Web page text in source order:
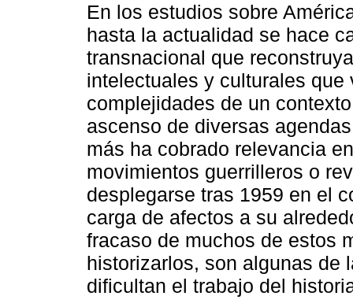
En los estudios sobre
hasta la actualidad se hace
transnacional que
intelectuales y culturales
complejidades de un
ascenso de diversas
más ha cobrado relevancia
movimientos guerrilleros o
desplegarse tras 1959 en el
carga de afectos a su
fracaso de muchos de estos
historizarlos, son algunas de
dificultan el trabajo del